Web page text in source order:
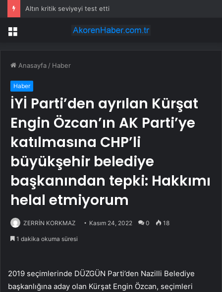
Bugün yurt genelinde hava nasıl olacak?
Menü
Anasayfa / Haber
Haber
İYİ Parti’den ayrılan Kürşat
Engin Özcan’ın AK Parti’ye
katılmasına CHP’li
büyükşehir belediye
başkanından tepki: Hakkımı
helal etmiyorum
ZERRİN KORKMAZ Kasım 24, 2022 0 18
1 dakika okuma süresi
2019 seçimlerinde DÜZGÜN Parti’den Nazilli Belediye
başkanlığına aday olan Kürşat Engin Özcan, seçimleri